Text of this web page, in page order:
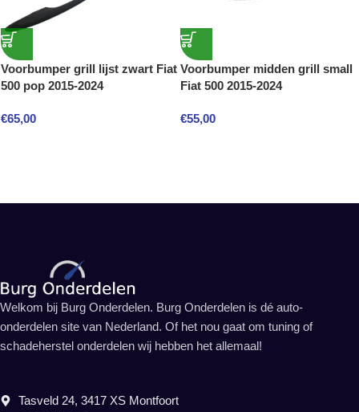
Voorbumper grill lijst zwart Fiat
500 pop 2015-2024
€65,00
Voorbumper midden grill small
Fiat 500 2015-2024
€55,00
Welkom bij Burg Onderdelen. Burg Onderdelen is dé auto-
onderdelen site van Nederland. Of het nou gaat om tuning of
schadeherstel onderdelen wij hebben het allemaal!
Tasveld 24, 3417 XS Montfoort